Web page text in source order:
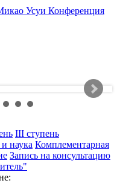
Конференция
III ступень
наука Комплементарная
Запись на консультацию